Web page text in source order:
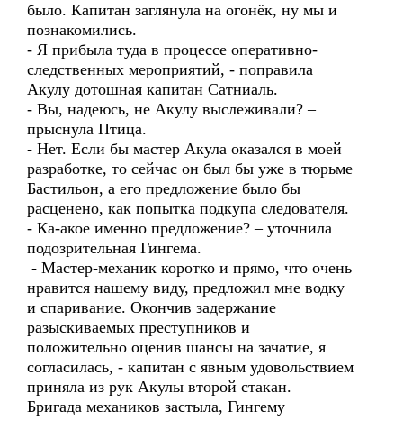
было. Капитан заглянула на огонёк, ну мы и
познакомились.
- Я прибыла туда в процессе оперативно-
следственных мероприятий, - поправила
Акулу дотошная капитан Сатниаль.
- Вы, надеюсь, не Акулу выслеживали? –
прыснула Птица.
- Нет. Если бы мастер Акула оказался в моей
разработке, то сейчас он был бы уже в тюрьме
Бастильон, а его предложение было бы
расценено, как попытка подкупа следователя.
- Ка-акое именно предложение? – уточнила
подозрительная Гингема.
- Мастер-механик коротко и прямо, что очень
нравится нашему виду, предложил мне водку
и спаривание. Окончив задержание
разыскиваемых преступников и
положительно оценив шансы на зачатие, я
согласилась, - капитан с явным удовольствием
приняла из рук Акулы второй стакан.
Бригада механиков застыла, Гингему